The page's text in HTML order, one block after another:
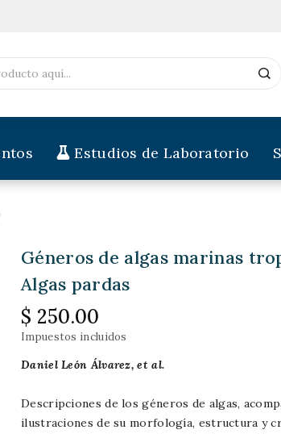
Estudios de Laboratorio
Géneros de algas marinas
Algas pardas
$ 250.00
Impuestos incluidos
Daniel León Álvarez, et al.
Descripciones de los géneros de algas,
ilustraciones de su morfología, estructura y